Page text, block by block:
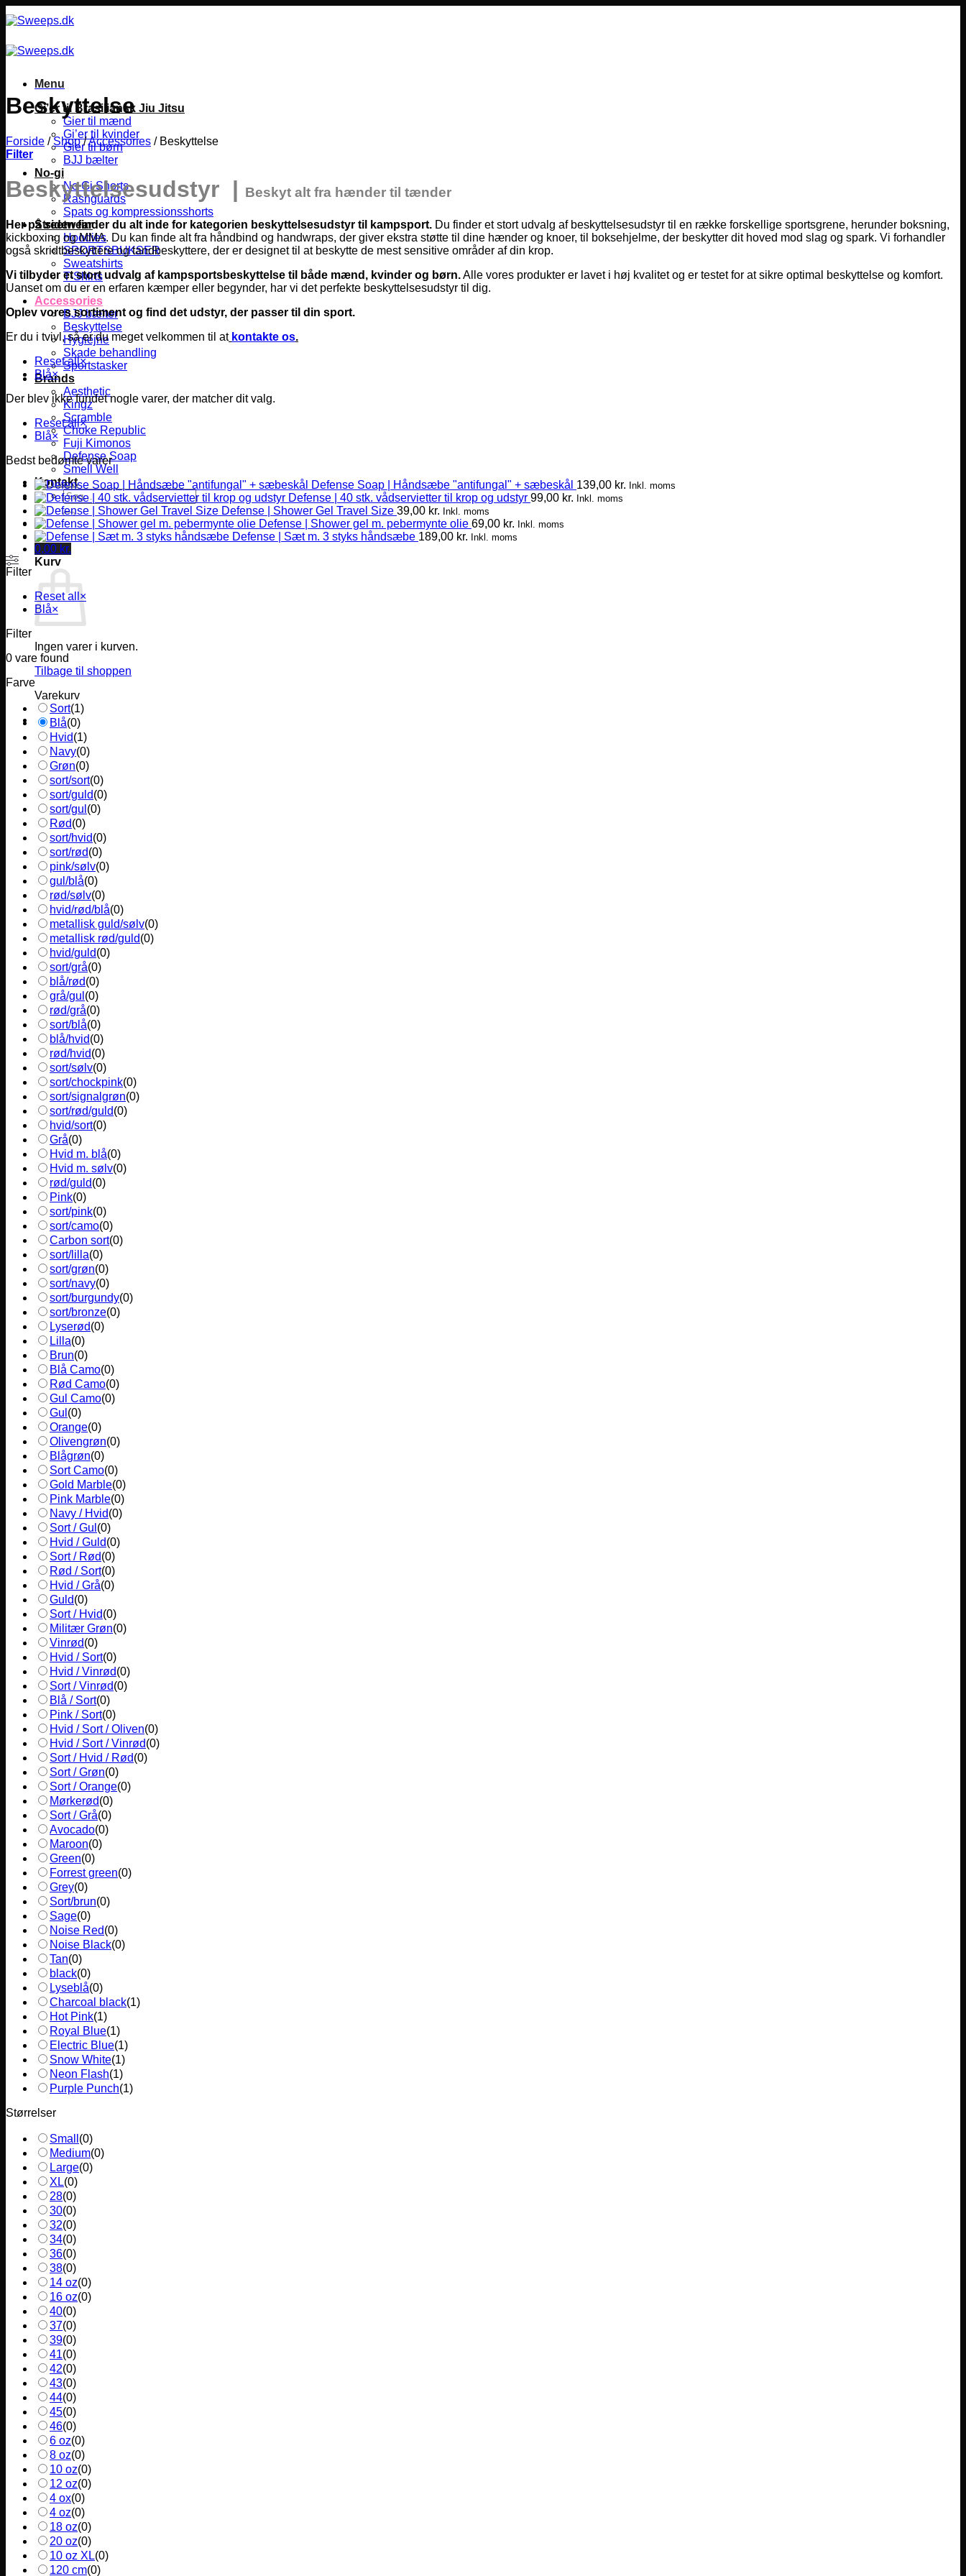
til
Menu
Gi’er til Brasiliansk Jiu Jitsu
Gier til mænd
Gi’er til kvinder
Gier til børn
BJJ bælter
No-gi
No Gi Shorts
Rashguards
Spats og kompressionsshorts
Streetwear
Hoodies
SPORTSBUKSER
Sweatshirts
T-Shirts
Accessories
BJJ bælter
Beskyttelse
Hygiejne
Skade behandling
Sportstasker
Brands
Aesthetic
Kingz
Scramble
Choke Republic
Fuji Kimonos
Defense Soap
Smell Well
Kontakt
Søg
efter:
0,00 kr.
Kurv
Ingen varer i kurven.
Tilbage til shoppen
Varekurv
Beskyttelse
Forside / Shop /Accessories /Beskyttelse
Filter
Beskyttelsesudstyr | Beskyt alt fra hænder til tænder
Her på siden finder du alt inde for kategorien beskyttelsesudstyr til kampsport. Du finder et stort udvalg af beskyttelsesudstyr til en række forskellige sportsgrene, herunder boksning,
kickboxing og MMA. Du kan finde alt fra håndbind og handwraps, der giver ekstra støtte til dine hænder og knoer, til boksehjelme, der beskytter dit hoved mod slag og spark. Vi forhandler
også skridtbeskyttere og tandbeskyttere, der er designet til at beskytte de mest sensitive områder af din krop.
Vi tilbyder et stort udvalg af kampsportsbeskyttelse til både mænd, kvinder og børn.Alle vores produkter er lavet i høj kvalitet og er testet for at sikre optimal beskyttelse og komfort.
Uanset om du er en erfaren kæmper eller begynder, har vi det perfekte beskyttelsesudstyr til dig.
Oplev vores sortiment og find det udstyr, der passer til din sport.
Er du i tvivl, så er du meget velkommen til at kontakte os.
Reset all×
Blå×
Der blev ikke fundet nogle varer, der matcher dit valg.
Reset all×
Blå×
Bedst bedømte varer
Defense Soap | Håndsæbe "antifungal" + sæbeskål 139,00 kr. Inkl. moms
Defense | 40 stk. vådservietter til krop og udstyr 99,00 kr. Inkl. moms
Defense | Shower Gel Travel Size 39,00 kr. Inkl. moms
Defense | Shower gel m. pebermynte olie 69,00 kr. Inkl. moms
Defense | Sæt m. 3 styks håndsæbe 189,00 kr. Inkl. moms
Filter
Reset all×
Blå×
Filter
0 vare found
Farve
Sort(1)
Blå(0)
Hvid(1)
Navy(0)
Grøn(0)
sort/sort(0)
sort/guld(0)
sort/gul (0)
Rød(0)
sort/hvid(0)
sort/rød(0)
pink/sølv(0)
gul/blå(0)
rød/sølv(0)
hvid/rød/blå(0)
metallisk guld/sølv(0)
metallisk rød/guld(0)
hvid/guld(0)
sort/grå(0)
blå/rød(0)
grå/gul (0)
rød/grå(0)
sort/blå(0)
blå/hvid(0)
rød/hvid(0)
sort/sølv(0)
sort/chockpink(0)
sort/signalgrøn(0)
sort/rød/guld(0)
hvid/sort(0)
Grå(0)
Hvid m. blå(0)
Hvid m. sølv(0)
rød/guld(0)
Pink(0)
sort/pink(0)
sort/camo(0)
Carbon sort(0)
sort/lilla(0)
sort/grøn(0)
sort/navy(0)
sort/burgundy(0)
sort/bronze(0)
Lyserød(0)
Lilla(0)
Brun(0)
Blå Camo(0)
Rød Camo(0)
Gul Camo(0)
Gul (0)
Orange(0)
Olivengrøn(0)
Blågrøn(0)
Sort Camo(0)
Gold Marble(0)
Pink Marble(0)
Navy / Hvid(0)
Sort / Gul (0)
Hvid / Guld(0)
Sort / Rød(0)
Rød / Sort(0)
Hvid / Grå(0)
Guld(0)
Sort / Hvid(0)
Militær Grøn(0)
Vinrød(0)
Hvid / Sort(0)
Hvid / Vinrød(0)
Sort / Vinrød(0)
Blå / Sort(0)
Pink / Sort(0)
Hvid / Sort / Oliven(0)
Hvid / Sort / Vinrød(0)
Sort / Hvid / Rød(0)
Sort / Grøn(0)
Sort / Orange(0)
Mørkerød(0)
Sort / Grå(0)
Avocado(0)
Maroon(0)
Green(0)
Forrest green(0)
Grey(0)
Sort/brun(0)
Sage(0)
Noise Red(0)
Noise Black(0)
Tan(0)
black(0)
Lyseblå(0)
Charcoal black(1)
Hot Pink(1)
Royal Blue(1)
Electric Blue(1)
Snow White(1)
Neon Flash(1)
Purple Punch(1)
Størrelser
Small (0)
Medium(0)
Large(0)
XL(0)
28(0)
30(0)
32(0)
34(0)
36(0)
38(0)
14 oz(0)
16 oz(0)
40(0)
37(0)
39(0)
41(0)
42(0)
43(0)
44(0)
45(0)
46(0)
6 oz(0)
8 oz(0)
10 oz(0)
12 oz(0)
4 ox(0)
4 oz(0)
18 oz(0)
20 oz(0)
10 oz XL(0)
120 cm(0)